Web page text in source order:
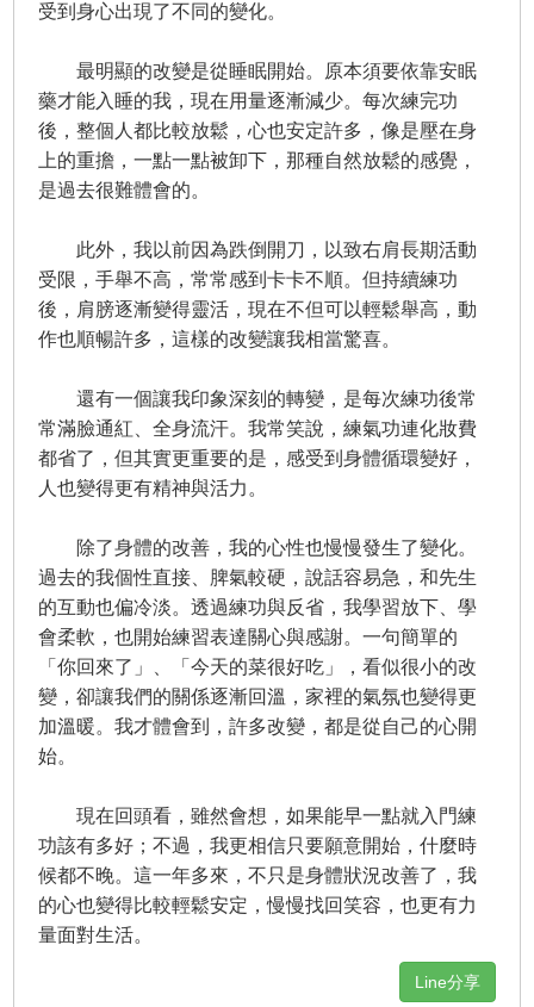
受到身心出現了不同的變化。
最明顯的改變是從睡眠開始。原本須要依靠安眠
藥才能入睡的我，現在用量逐漸減少。每次練完功
後，整個人都比較放鬆，心也安定許多，像是壓在身
上的重擔，一點一點被卸下，那種自然放鬆的感覺，
是過去很難體會的。
此外，我以前因為跌倒開刀，以致右肩長期活動
受限，手舉不高，常常感到卡卡不順。但持續練功
後，肩膀逐漸變得靈活，現在不但可以輕鬆舉高，動
作也順暢許多，這樣的改變讓我相當驚喜。
還有一個讓我印象深刻的轉變，是每次練功後常
常滿臉通紅、全身流汗。我常笑說，練氣功連化妝費
都省了，但其實更重要的是，感受到身體循環變好，
人也變得更有精神與活力。
除了身體的改善，我的心性也慢慢發生了變化。
過去的我個性直接、脾氣較硬，說話容易急，和先生
的互動也偏冷淡。透過練功與反省，我學習放下、學
會柔軟，也開始練習表達關心與感謝。一句簡單的
「你回來了」、「今天的菜很好吃」，看似很小的改
變，卻讓我們的關係逐漸回溫，家裡的氣氛也變得更
加溫暖。我才體會到，許多改變，都是從自己的心開
始。
現在回頭看，雖然會想，如果能早一點就入門練
功該有多好；不過，我更相信只要願意開始，什麼時
候都不晚。這一年多來，不只是身體狀況改善了，我
的心也變得比較輕鬆安定，慢慢找回笑容，也更有力
量面對生活。
Line分享